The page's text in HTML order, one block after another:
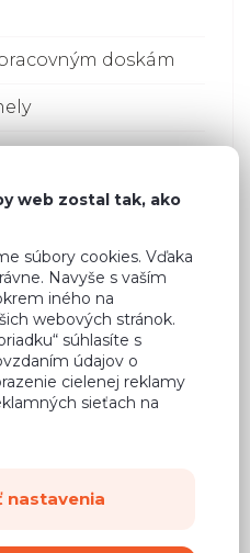
doskám
do kuchyne
web zostal tak, ako
súbory cookies. Vďaka
Navyše s vaším
iného na
webových stránok.
súhlasíte s
údajov o
cielenej reklamy
sieťach na
nastavenia